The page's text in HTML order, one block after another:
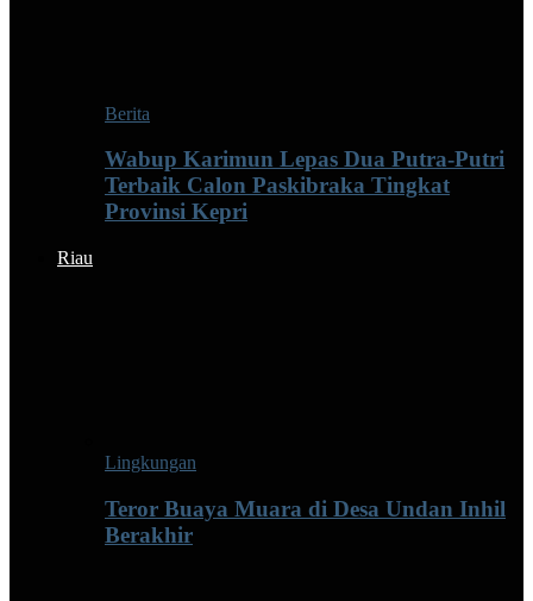
Berita
Wabup Karimun Lepas Dua Putra-Putri
Terbaik Calon Paskibraka Tingkat
Provinsi Kepri
Riau
Lingkungan
Teror Buaya Muara di Desa Undan Inhil
Berakhir